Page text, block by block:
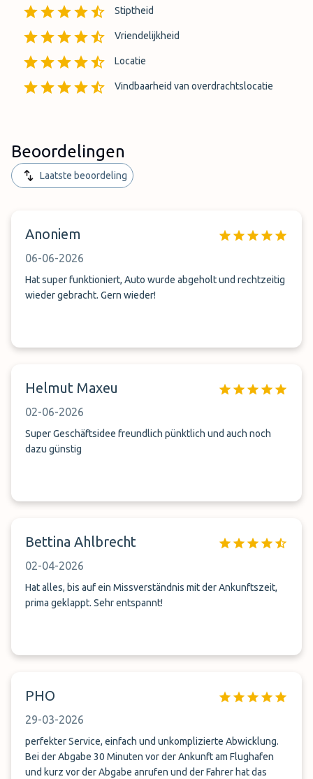
Stiptheid
Vriendelijkheid
Locatie
Vindbaarheid van overdrachtslocatie
Beoordelingen
Laatste beoordeling
Anoniem
06-06-2026
Hat super funktioniert, Auto wurde abgeholt und rechtzeitig
wieder gebracht. Gern wieder!
Helmut Maxeu
02-06-2026
Super Geschäftsidee freundlich pünktlich und auch noch
dazu günstig
Bettina Ahlbrecht
02-04-2026
Hat alles, bis auf ein Missverständnis mit der Ankunftszeit,
prima geklappt. Sehr entspannt!
PHO
29-03-2026
perfekter Service, einfach und unkomplizierte Abwicklung.
Bei der Abgabe 30 Minuten vor der Ankunft am Flughafen
und kurz vor der Abgabe anrufen und der Fahrer hat das